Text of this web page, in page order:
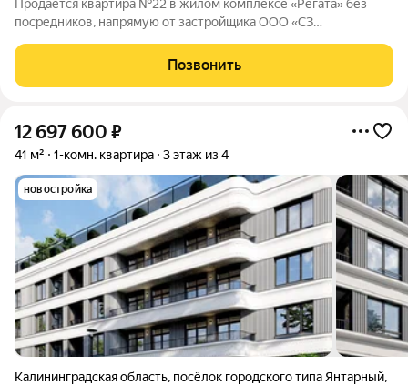
Продаётся квартира №22 в жилом комплексе «Регата» без
посредников, напрямую от застройщика ООО «СЗ
городе: всего пять минут пешком и вы на центральном пляже с
«Голубым флагом»: здесь белый
Позвонить
12 697 600 ₽
41 м² 1-комн. квартира 3 этаж из 4
новостройка
Калининградская область, посёлок городского типа Янтарный,